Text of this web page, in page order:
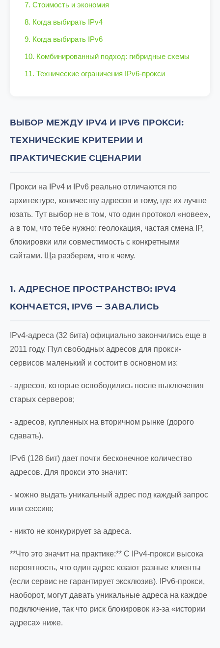
7. Стоимость и экономия
8. Когда выбирать IPv4
9. Когда выбирать IPv6
10. Комбинированный подход: гибридные схемы
11. Технические ограничения IPv6-прокси
ВЫБОР МЕЖДУ IPV4 И IPV6 ПРОКСИ:
ТЕХНИЧЕСКИЕ КРИТЕРИИ И
ПРАКТИЧЕСКИЕ СЦЕНАРИИ
Прокси на IPv4 и IPv6 реально отличаются по
архитектуре, количеству адресов и тому, где их лучше
юзать. Тут выбор не в том, что один протокол «новее»,
а в том, что тебе нужно: геолокация, частая смена IP,
блокировки или совместимость с конкретными
сайтами. Ща разберем, что к чему.
1. АДРЕСНОЕ ПРОСТРАНСТВО: IPV4
КОНЧАЕТСЯ, IPV6 — ЗАВАЛИСЬ
IPv4-адреса (32 бита) официально закончились еще в
2011 году. Пул свободных адресов для прокси-
сервисов маленький и состоит в основном из:
- адресов, которые освободились после выключения
старых серверов;
- адресов, купленных на вторичном рынке (дорого
сдавать).
IPv6 (128 бит) дает почти бесконечное количество
адресов. Для прокси это значит:
- можно выдать уникальный адрес под каждый запрос
или сессию;
- никто не конкурирует за адреса.
**Что это значит на практике:** С IPv4-прокси высока
вероятность, что один адрес юзают разные клиенты
(если сервис не гарантирует эксклюзив). IPv6-прокси,
наоборот, могут давать уникальные адреса на каждое
подключение, так что риск блокировок из-за «истории
адреса» ниже.